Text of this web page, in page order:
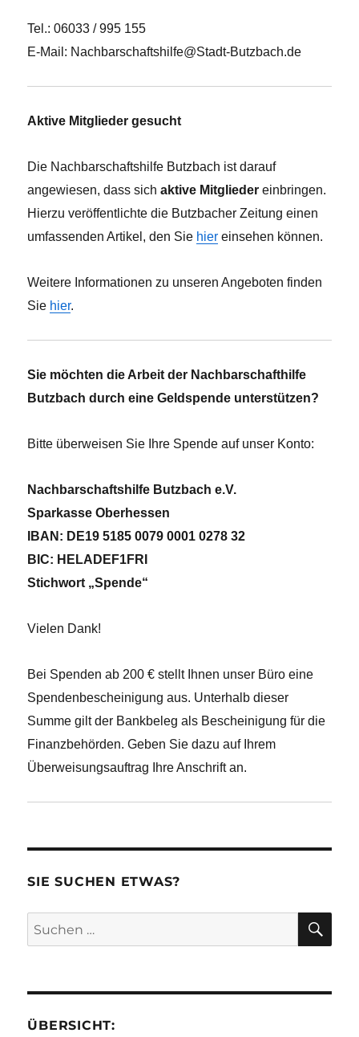
Tel.: 06033 / 995 155
E-Mail: Nachbarschaftshilfe@Stadt-Butzbach.de
Aktive Mitglieder gesucht
Die Nachbarschaftshilfe Butzbach ist darauf
angewiesen, dass sichaktive Mitglieder einbringen.
Hierzu veröffentlichte die Butzbacher Zeitung einen
umfassenden Artikel, den Sie hier einsehen können.
Weitere Informationen zu unseren Angeboten finden
Sie hier.
Sie möchten die Arbeit der Nachbarschafthilfe
Butzbach durch eine Geldspende unterstützen?
Bitte überweisen Sie Ihre Spende auf unser Konto:
Nachbarschaftshilfe Butzbach e.V.
Sparkasse Oberhessen
IBAN: DE19 5185 0079 0001 0278 32
BIC: HELADEF1FRI
Stichwort „Spende“
Vielen Dank!
Bei Spenden ab 200 € stellt Ihnen unser Büro eine
Spendenbescheinigung aus. Unterhalb dieser
Summe gilt der Bankbeleg als Bescheinigung für die
Finanzbehörden. Geben Sie dazu auf Ihrem
Überweisungsauftrag Ihre Anschrift an.
SIE SUCHEN ETWAS?
Suchen
nach:
ÜBERSICHT: